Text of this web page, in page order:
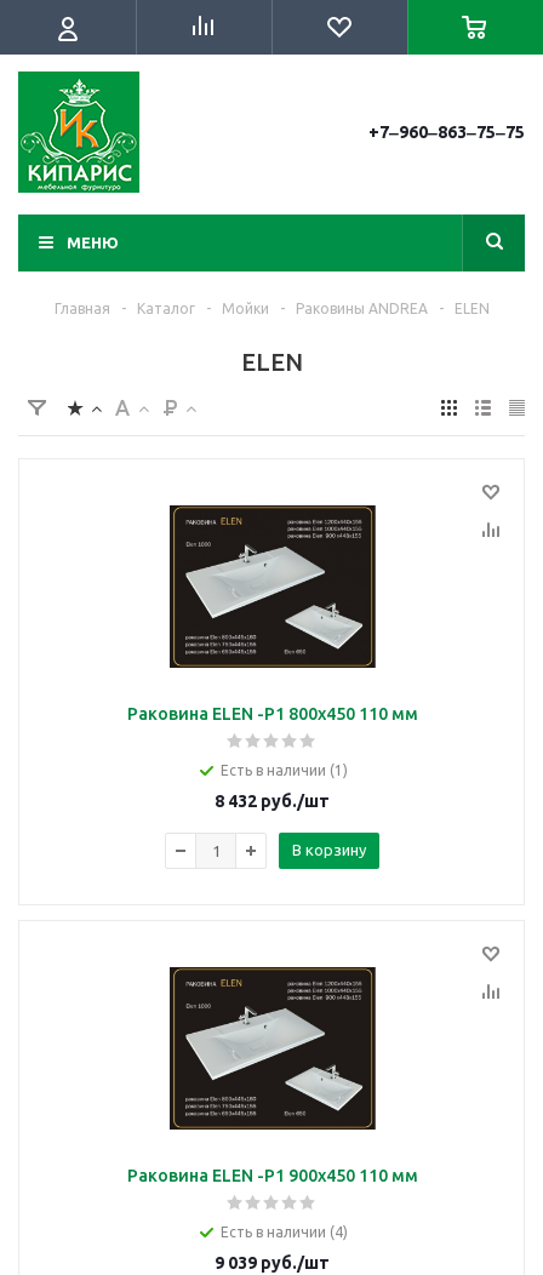
+7‒960‒863‒75‒75
МЕНЮ
Главная - Каталог - Мойки - Раковины ANDREA - ELEN
ELEN
Раковина ELEN -P1 800х450 110 мм
Есть в наличии (1)
8 432 руб./шт
В корзину
Раковина ELEN -P1 900х450 110 мм
Есть в наличии (4)
9 039 руб./шт